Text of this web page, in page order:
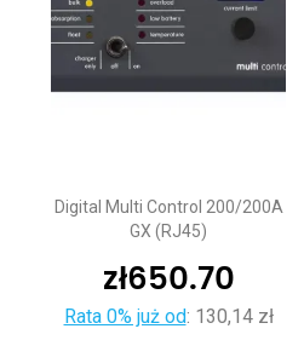
Digital Multi Control 200/200A
GX (RJ45)
zł650.70
Rata 0% już od: 130,14 zł